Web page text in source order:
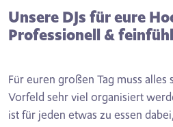
Unsere DJs für eure
Professionell &
Für euren großen Tag muss alles
Vorfeld sehr viel organisiert
ist für jeden etwas zu essen